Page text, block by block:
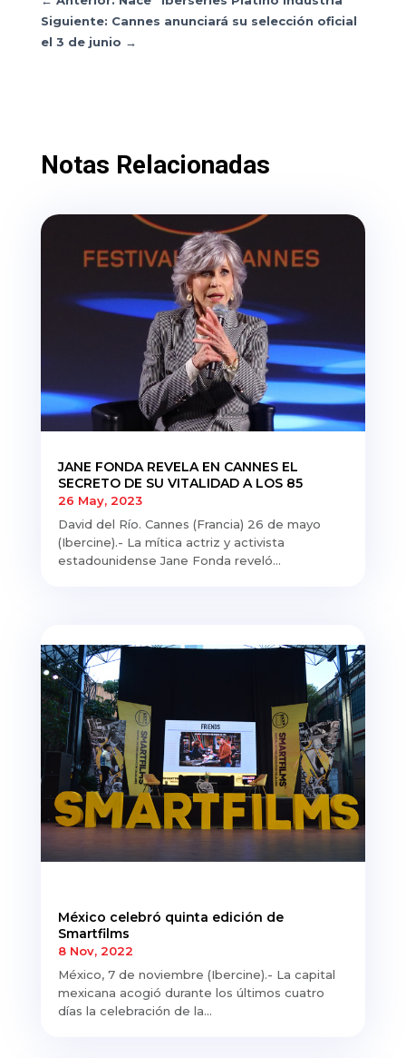
Siguiente: Cannes anunciará su selección oficial
el 3 de junio →
Notas Relacionadas
JANE FONDA REVELA EN CANNES EL
SECRETO DE SU VITALIDAD A LOS 85
26 May, 2023
David del Río. Cannes (Francia) 26 de mayo
(Ibercine).- La mítica actriz y activista
estadounidense Jane Fonda reveló...
México celebró quinta edición de
Smartfilms
8 Nov, 2022
México, 7 de noviembre (Ibercine).- La capital
mexicana acogió durante los últimos cuatro
días la celebración de la...